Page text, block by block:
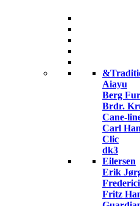
Aiayu
Berg
Brdr.
Cane-
Carl
Clic
dk3
Eilersen
Erik
Fritz